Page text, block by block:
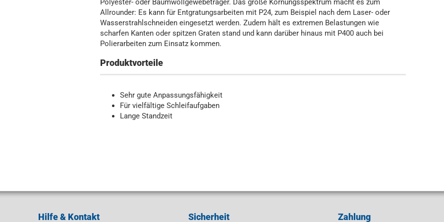
Polyester- oder Baumwollgewebeträger. Das große Körnungsspektrum macht es zum
Allrounder: Es kann für Entgratungsarbeiten mit P24, zum Beispiel nach dem Laser- oder
Wasserstrahlschneiden eingesetzt werden. Zudem hält es extremen Belastungen wie
scharfen Kanten oder spitzen Graten stand und kann darüber hinaus mit P400 auch bei
Polierarbeiten zum Einsatz kommen.
Produktvorteile
Sehr gute Anpassungsfähigkeit
Für vielfältige Schleifaufgaben
Lange Standzeit
Hilfe & Kontakt Sicherheit Zahlung